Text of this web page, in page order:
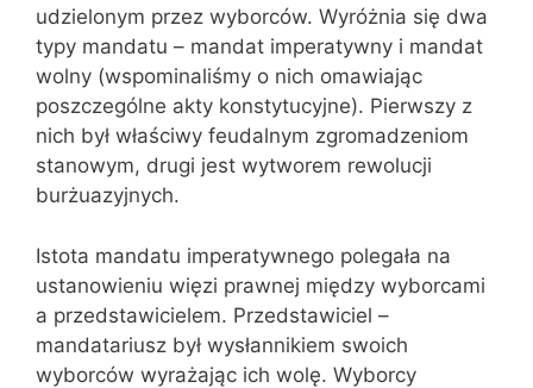
udzielonym przez wyborców. Wyróżnia się dwa
typy mandatu – mandat imperatywny i mandat
wolny (wspominaliśmy o nich omawiając
poszczególne akty konstytucyjne). Pierwszy z
nich był właściwy feudalnym zgromadzeniom
stanowym, drugi jest wytworem rewolucji
burżuazyjnych.
Istota mandatu imperatywnego polegała na
ustanowieniu więzi prawnej między wyborcami
a przedstawicielem. Przedstawiciel –
mandatariusz był wysłannikiem swoich
wyborców wyrażając ich wolę. Wyborcy